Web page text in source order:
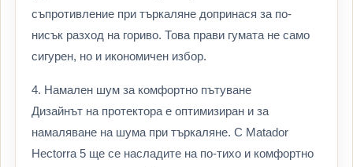
съпротивление при търкаляне допринася за по-
нисък разход на гориво. Това прави гумата не само
сигурен, но и икономичен избор.
4. Намален шум за комфортно пътуване
Дизайнът на протектора е оптимизиран и за
намаляване на шума при търкаляне. С Matador
Hectorra 5 ще се насладите на по-тихо и комфортно